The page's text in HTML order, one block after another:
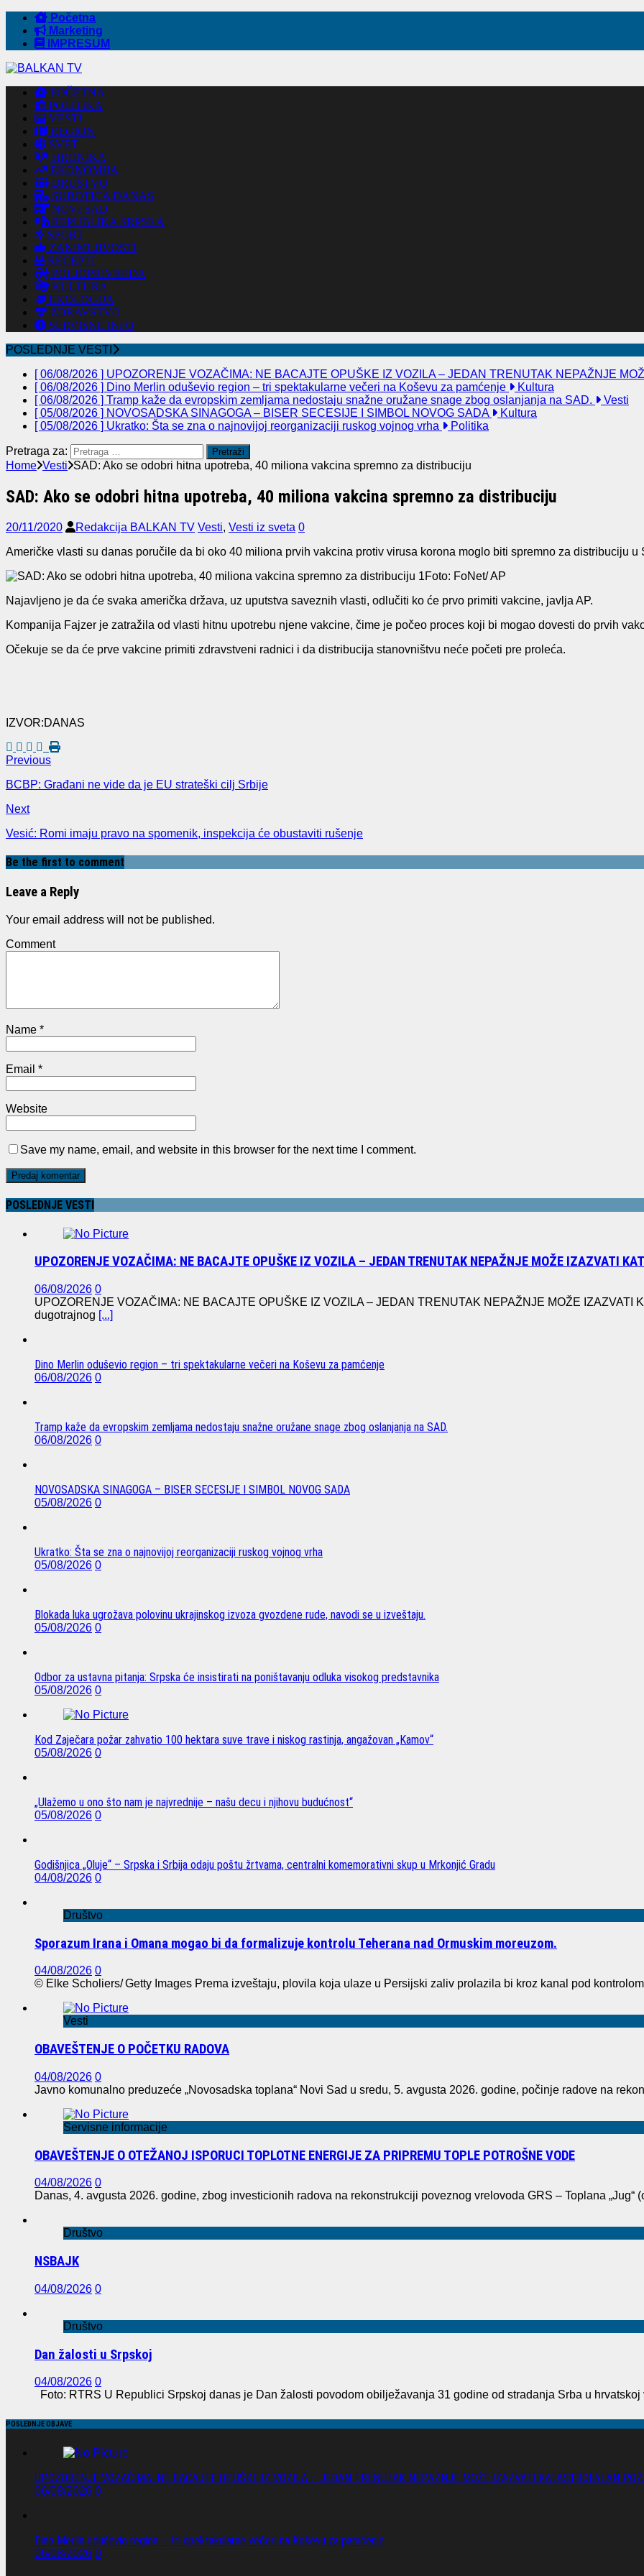
Početna
Marketing
IMPRESUM
POČETNA
POLITIKA
VESTI
REGION
SVET
HRONIKA
EKONOMIJA
DRUŠTVO
SUBOTICA DANAS
NOVI SAD
REPUBLIKA SRPSKA
SPORT
ZANIMLJIVOSTI
RECEPTI
POLJOPRIVREDA
KULTURA
EKOLOGIJA
ZDRAVSTVO
SERVISNE INFO
POSLEDNJE VESTI
[ 06/08/2026 ] UPOZORENJE VOZAČIMA: NE BACAJTE OPUŠKE IZ VOZILA – JEDAN TRENUTAK NEPAŽNJE
[ 06/08/2026 ] Dino Merlin oduševio region – tri spektakularne večeri na Koševu za pamćenje
Kultura
[ 06/08/2026 ] Tramp kaže da evropskim zemljama nedostaju snažne oružane snage zbog oslanjanja na SAD.
Vesti
[ 05/08/2026 ] NOVOSADSKA SINAGOGA – BISER SECESIJE I SIMBOL NOVOG SADA
Kultura
[ 05/08/2026 ] Ukratko: Šta se zna o najnovijoj reorganizaciji ruskog vojnog vrha Politika
Pretraga za:
Home Vesti SAD: Ako se odobri hitna upotreba, 40 miliona vakcina spremno za distribuciju
SAD: Ako se odobri hitna upotreba, 40 miliona vakcina spremno za distribuciju
20/11/2020 Redakcija BALKAN TV Vesti, Vesti iz sveta 0
Američke vlasti su danas poručile da bi oko 40 miliona prvih vakcina protiv virusa korona moglo biti spremno za distribuciju
Foto: FoNet/ AP
Najavljeno je da će svaka američka država, uz uputstva saveznih vlasti, odlučiti ko će prvo primiti vakcine, javlja AP.
Kompanija Fajzer je zatražila od vlasti hitnu upotrebu njene vakcine, čime je počeo proces koji bi mogao dovesti do prvih
Očekuje se da će prve vakcine primiti zdravstveni radnici i da distribucija stanovništvu neće početi pre proleća.
IZVOR:DANAS
Previous
BCBP: Građani ne vide da je EU strateški cilj Srbije
Next
Vesić: Romi imaju pravo na spomenik, inspekcija će obustaviti rušenje
Be the first to comment
Leave a Reply
Your email address will not be published.
Comment
Name *
Email *
Website
Save my name, email, and website in this browser for the next time I comment.
POSLEDNJE VESTI
UPOZORENJE VOZAČIMA: NE BACAJTE OPUŠKE IZ VOZILA – JEDAN TRENUTAK NEPAŽNJE MOŽE IZAZVATI
06/08/2026 0
UPOZORENJE VOZAČIMA: NE BACAJTE OPUŠKE IZ VOZILA – JEDAN TRENUTAK NEPAŽNJE MOŽE IZAZVATI
dugotrajnog [...]
Dino Merlin oduševio region – tri spektakularne večeri na Koševu za pamćenje
06/08/2026 0
Tramp kaže da evropskim zemljama nedostaju snažne oružane snage zbog oslanjanja na SAD.
06/08/2026 0
NOVOSADSKA SINAGOGA – BISER SECESIJE I SIMBOL NOVOG SADA
05/08/2026 0
Ukratko: Šta se zna o najnovijoj reorganizaciji ruskog vojnog vrha
05/08/2026 0
Blokada luka ugrožava polovinu ukrajinskog izvoza gvozdene rude, navodi se u izveštaju.
05/08/2026 0
Odbor za ustavna pitanja: Srpska će insistirati na poništavanju odluka visokog predstavnika
05/08/2026 0
Kod Zaječara požar zahvatio 100 hektara suve trave i niskog rastinja, angažovan „Kamov“
05/08/2026 0
„Ulažemo u ono što nam je najvrednije – našu decu i njihovu budućnost“
05/08/2026 0
Godišnjica „Oluje“ – Srpska i Srbija odaju poštu žrtvama, centralni komemorativni skup u Mrkonjić Gradu
04/08/2026 0
Društvo
Sporazum Irana i Omana mogao bi da formalizuje kontrolu Teherana nad Ormuskim moreuzom.
04/08/2026 0
© Elke Scholiers/ Getty Images Prema izveštaju, plovila koja ulaze u Persijski zaliv prolazila bi kroz kanal pod
Vesti
OBAVEŠTENJE O POČETKU RADOVA
04/08/2026 0
Javno komunalno preduzeće „Novosadska toplana“ Novi Sad u sredu, 5. avgusta 2026. godine, počinje radove na
Servisne informacije
OBAVEŠTENJE O OTEŽANOJ ISPORUCI TOPLOTNE ENERGIJE ZA PRIPREMU TOPLE POTROŠNE VODE
04/08/2026 0
Danas, 4. avgusta 2026. godine, zbog investicionih radova na rekonstrukciji poveznog vrelovoda GRS – Toplana „Jug“
Društvo
NSBAJK
04/08/2026 0
Društvo
Dan žalosti u Srpskoj
04/08/2026 0
Foto: RTRS U Republici Srpskoj danas je Dan žalosti povodom obilježavanja 31 godine od stradanja Srba u
POSLEDNJE OBJAVE
UPOZORENJE VOZAČIMA: NE BACAJTE OPUŠKE IZ VOZILA – JEDAN TRENUTAK NEPAŽNJE MOŽE IZAZVATI KATASTROFALAN
06/08/2026 0
Dino Merlin oduševio region – tri spektakularne večeri na Koševu za pamćenje
06/08/2026 0